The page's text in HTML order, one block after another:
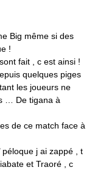
Big même si des
!
fait , c est ainsi !
quelques piges
les joueurs ne
… De tigana à
de ce match face à
péloque j ai zappé , t
et Traoré , c